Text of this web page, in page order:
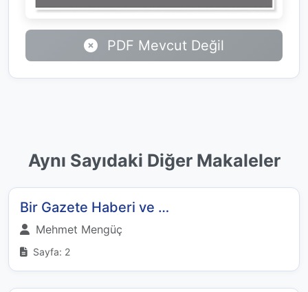
PDF Mevcut Değil
Aynı Sayıdaki Diğer Makaleler
Bir Gazete Haberi ve …
Mehmet Mengüç
Sayfa: 2